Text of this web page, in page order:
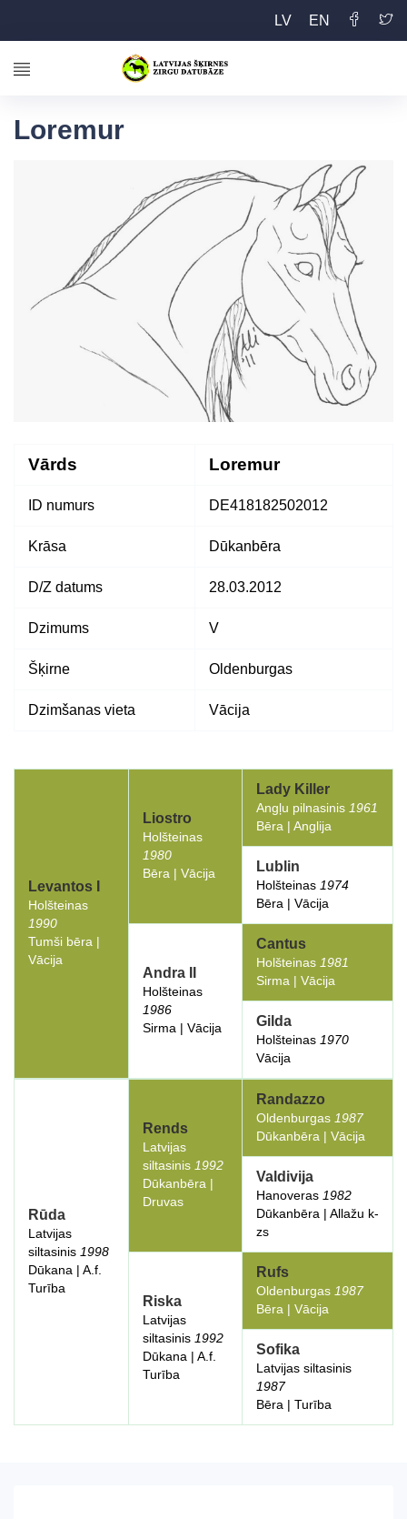
LV EN
Loremur
Vārds Loremur
ID numurs DE418182502012
Krāsa Dūkanbēra
D/Z datums 28.03.2012
Dzimums V
Šķirne Oldenburgas
Dzimšanas vieta Vācija
Levantos I
Holšteinas
1990
Tumši bēra |
Vācija
Liostro
Holšteinas
1980
Bēra | Vācija
Lady Killer
Angļu pilnasinis 1961
Bēra | Anglija
Lublin
Holšteinas 1974
Bēra | Vācija
Andra II
Holšteinas
1986
Sirma | Vācija
Cantus
Holšteinas 1981
Sirma | Vācija
Gilda
Holšteinas 1970
Vācija
Rūda
Latvijas
siltasinis 1998
Dūkana | A.f.
Turība
Rends
Latvijas
siltasinis 1992
Dūkanbēra |
Druvas
Randazzo
Oldenburgas 1987
Dūkanbēra | Vācija
Valdivija
Hanoveras 1982
Dūkanbēra | Allažu k-
zs
Riska
Latvijas
siltasinis 1992
Dūkana | A.f.
Turība
Rufs
Oldenburgas 1987
Bēra | Vācija
Sofika
Latvijas siltasinis
1987
Bēra | Turība